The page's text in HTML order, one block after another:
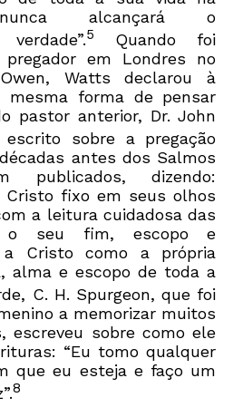
nunca alcançará o
5
Quando foi
em Londres no
Watts declarou à
mesma forma de pensar
pastor anterior, Dr. John
sobre a pregação
antes dos Salmos
publicados, dizendo:
Cristo fixo em seus olhos
a leitura cuidadosa das
o seu fim, escopo e
a Cristo como a própria
alma e escopo de toda a
C. H. Spurgeon, que foi
a memorizar muitos
escreveu sobre como ele
“Eu tomo qualquer
que eu esteja e faço um
8